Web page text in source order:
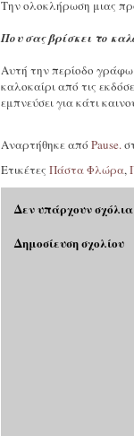
Την ολοκλήρωση μιας
Που σας βρίσκει το
Αυτή την περίοδο γράφω
καλοκαίρι από τις
εμπνεύσει για κάτι
Αναρτήθηκε από Pause.
Ετικέτες Πάστα Φλώρα,
Δεν υπάρχουν
Δημοσίευση σχολίου